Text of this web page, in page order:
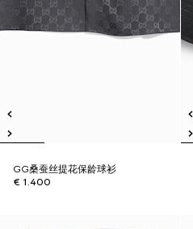
GG桑蚕丝提花保龄球衫
€ 1.400